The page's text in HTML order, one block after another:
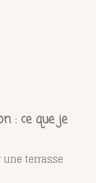
: ce que je
terrasse